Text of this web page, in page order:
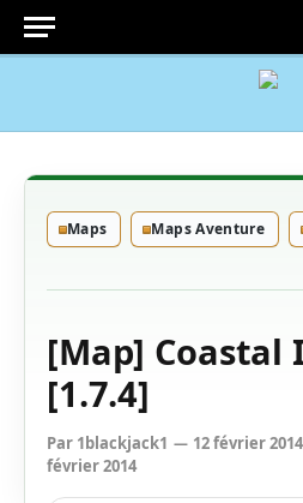
Maps Maps Aventure
[Map] Coastal
[1.7.4]
Par 1blackjack1 12 février 2014
février 2014